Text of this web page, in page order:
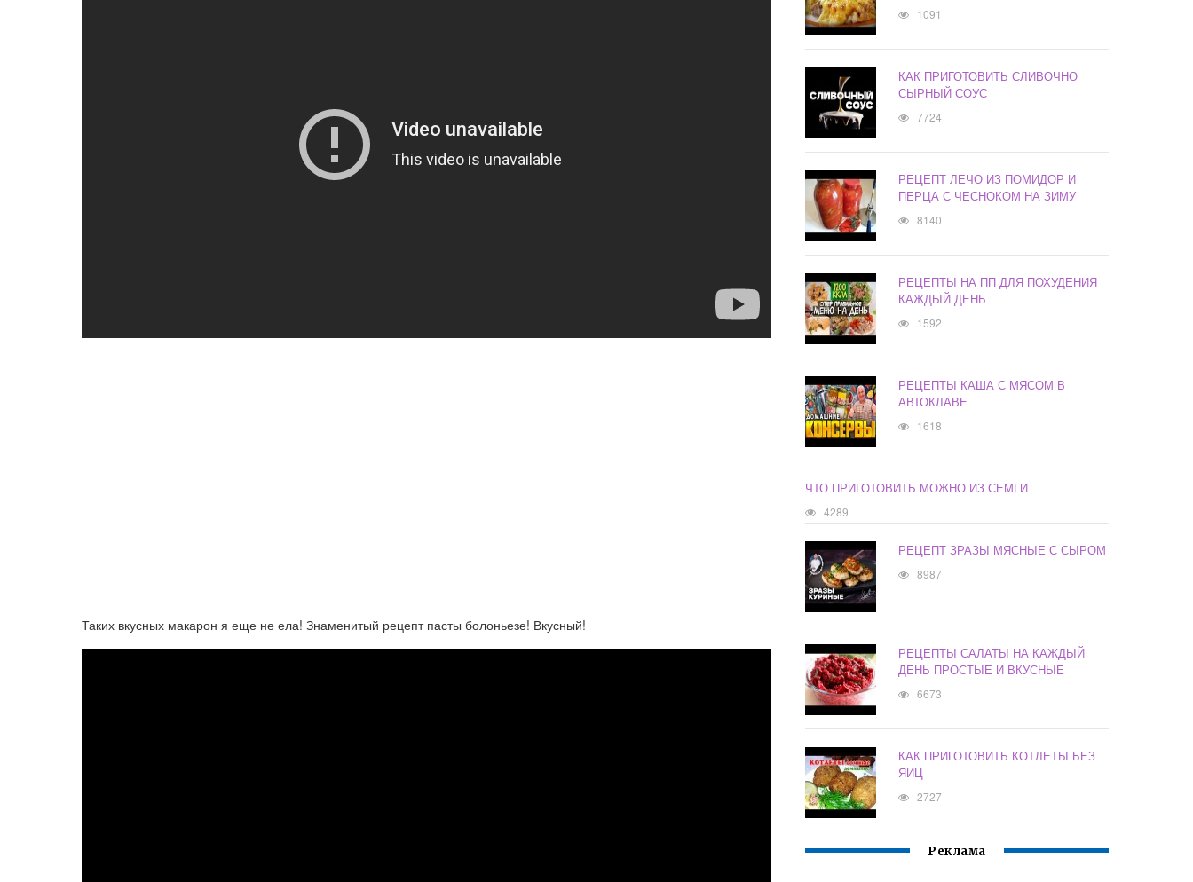
Таких вкусных макарон я еще не ела! Знаменитый рецепт пасты болоньезе! Вкусный!
1091
КАК ПРИГОТОВИТЬ СЛИВОЧНО
СЫРНЫЙ СОУС
7724
РЕЦЕПТ ЛЕЧО ИЗ ПОМИДОР И
ПЕРЦА С ЧЕСНОКОМ НА ЗИМУ
8140
РЕЦЕПТЫ НА ПП ДЛЯ ПОХУДЕНИЯ
КАЖДЫЙ ДЕНЬ
1592
РЕЦЕПТЫ КАША С МЯСОМ В
АВТОКЛАВЕ
1618
ЧТО ПРИГОТОВИТЬ МОЖНО ИЗ СЕМГИ
4289
РЕЦЕПТ ЗРАЗЫ МЯСНЫЕ С СЫРОМ
8987
РЕЦЕПТЫ САЛАТЫ НА КАЖДЫЙ
ДЕНЬ ПРОСТЫЕ И ВКУСНЫЕ
6673
КАК ПРИГОТОВИТЬ КОТЛЕТЫ БЕЗ
ЯИЦ
2727
Реклама